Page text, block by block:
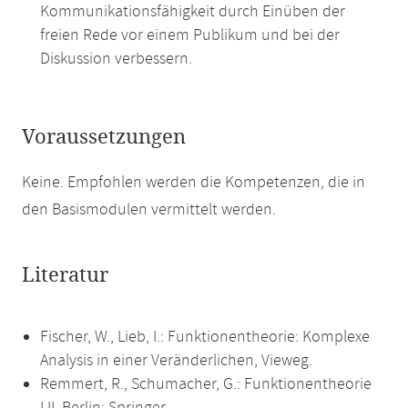
Kommunikationsfähigkeit durch Einüben der
freien Rede vor einem Publikum und bei der
Diskussion verbessern.
Voraussetzungen
Keine. Empfohlen werden die Kompetenzen, die in
den Basismodulen vermittelt werden.
Literatur
Fischer, W., Lieb, I.: Funktionentheorie: Komplexe
Analysis in einer Veränderlichen, Vieweg.
Remmert, R., Schumacher, G.: Funktionentheorie